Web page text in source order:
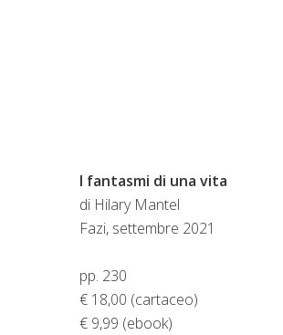
I fantasmi di una vita
di Hilary Mantel
Fazi, settembre 2021
pp. 230
€ 18,00 (cartaceo)
€ 9,99 (ebook)